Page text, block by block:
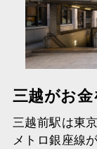
三越がお金
三越前駅は東
メトロ銀座線